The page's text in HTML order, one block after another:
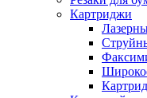
Картриджи